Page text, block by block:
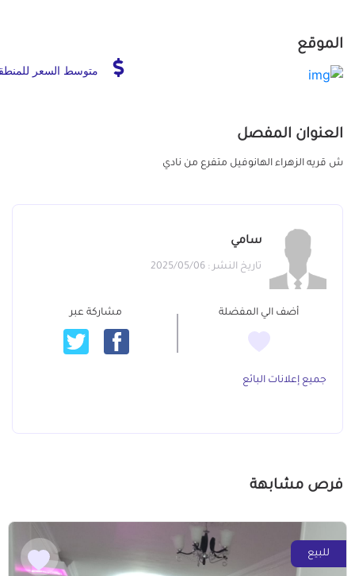
الموقع
متوسط السعر
العنوان المفصل
ش قريه الزهراء الهانوفيل متفرع من نادي
سامي
تاريخ النشر : 2025/05/06
أضف الي المفضلة مشاركة عبر
جميع إعلانات البائع
فرص مشابهة
للبيع